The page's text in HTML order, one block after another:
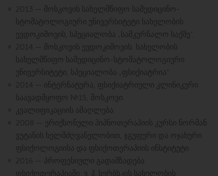
2013 — მოსკოვის სახელმწიფო სამედიცინო-
სტომატოლოგიური უნივერსიტეტი სახელობის
ევდოკიმოვის, სპეციალობა „სამკურნალო საქმე“.
2014 — მოსკოვის ევდოკიმოვის სახელობის
სახელმწიფო სამედიცინო-სტომატოლოგიური
უნივერსიტეტი, სპეციალობა „ფსიქიატრია“.
2014 — ინტერნატურა, ფსიქიატრიული კლინიკური
საავადმყოფო №15, მოსკოვი.
კვალიფიკაციის ამაღლება
2008 — ერიქსონული ჰიპნოთერაპიის კურსი ნორმან
ვუტანის ხელმძღვანელობით, ჯგუფური და ოჯახური
ფსიქოლოგიისა და ფსიქოთერაპიის ინსტიტუტი.
2016 — პროფესიული გადამზადება
ფსიქოთერაპიაში, ვ. პ. სერბსკის სახელობის